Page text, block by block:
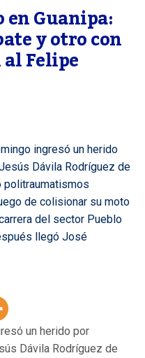
Guanipa:
y otro con
Felipe
ingresó un herido
Dávila Rodríguez de
politraumatismos
de colisionar su moto
del sector Pueblo
llegó José
un herido por
Dávila Rodríguez de